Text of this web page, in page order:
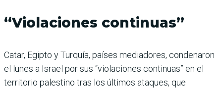
“Violaciones continuas”
Catar, Egipto y Turquía, países mediadores, condenaron
el lunes a Israel por sus “violaciones continuas” en el
territorio palestino tras los últimos ataques, que